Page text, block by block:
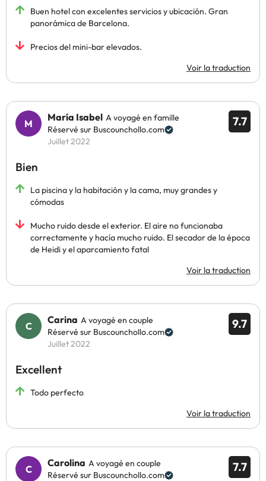
Buen hotel con excelentes servicios y ubicación. Gran
panorámica de Barcelona.
Precios del mini-bar elevados.
Voir la traduction
7.7
María Isabel A voyagé en famille
Réservé sur Buscounchollo.com
Juillet 2022
Bien
La piscina y la habitación y la cama, muy grandes y
cómodas
Mucho ruido desde el exterior. El aire no funcionaba
correctamente y hacía mucho ruido. El secador de la época
de Heidi y el aparcamiento fatal
Voir la traduction
9.7
Carina A voyagé en couple
Réservé sur Buscounchollo.com
Juillet 2022
Excellent
Todo perfecto
Voir la traduction
7.7
Carolina A voyagé en couple
Réservé sur Buscounchollo.com